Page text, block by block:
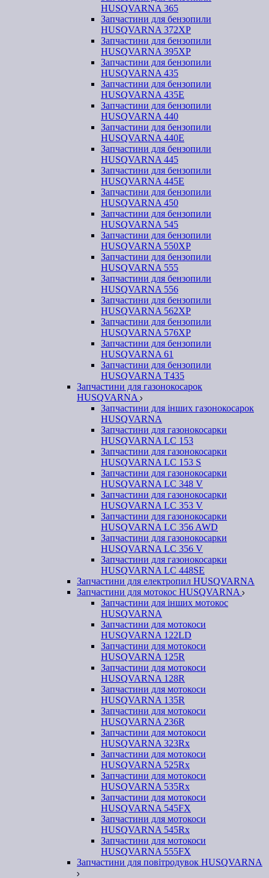
HUSQVARNA 365
Запчастини для бензопили
HUSQVARNA 372XP
Запчастини для бензопили
HUSQVARNA 395XP
Запчастини для бензопили
HUSQVARNA 435
Запчастини для бензопили
HUSQVARNA 435E
Запчастини для бензопили
HUSQVARNA 440
Запчастини для бензопили
HUSQVARNA 440Е
Запчастини для бензопили
HUSQVARNA 445
Запчастини для бензопили
HUSQVARNA 445E
Запчастини для бензопили
HUSQVARNA 450
Запчастини для бензопили
HUSQVARNA 545
Запчастини для бензопили
HUSQVARNA 550ХР
Запчастини для бензопили
HUSQVARNA 555
Запчастини для бензопили
HUSQVARNA 556
Запчастини для бензопили
HUSQVARNA 562ХР
Запчастини для бензопили
HUSQVARNA 576XP
Запчастини для бензопили
HUSQVARNA 61
Запчастини для бензопили
HUSQVARNA T435
Запчастини для газонокосарок
HUSQVARNA
Запчастини для інших газонокосарок
HUSQVARNA
Запчастини для газонокосарки
HUSQVARNA LC 153
Запчастини для газонокосарки
HUSQVARNA LC 153 S
Запчастини для газонокосарки
HUSQVARNA LC 348 V
Запчастини для газонокосарки
HUSQVARNA LC 353 V
Запчастини для газонокосарки
HUSQVARNA LC 356 AWD
Запчастини для газонокосарки
HUSQVARNA LC 356 V
Запчастини для газонокосарки
HUSQVARNA LC 448SE
Запчастини для електропил HUSQVARNA
Запчастини для мотокос HUSQVARNA
Запчастини для інших мотокос
HUSQVARNA
Запчастини для мотокоси
HUSQVARNA 122LD
Запчастини для мотокоси
HUSQVARNA 125R
Запчастини для мотокоси
HUSQVARNA 128R
Запчастини для мотокоси
HUSQVARNA 135R
Запчастини для мотокоси
HUSQVARNA 236R
Запчастини для мотокоси
HUSQVARNA 323Rx
Запчастини для мотокоси
HUSQVARNA 525Rx
Запчастини для мотокоси
HUSQVARNA 535Rx
Запчастини для мотокоси
HUSQVARNA 545FX
Запчастини для мотокоси
HUSQVARNA 545Rx
Запчастини для мотокоси
HUSQVARNA 555FX
Запчастини для повітродувок HUSQVARNA